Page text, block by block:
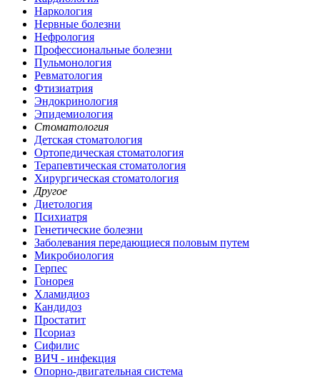
Наркология
Нервные болезни
Нефрология
Профессиональные болезни
Пульмонология
Ревматология
Фтизиатрия
Эндокринология
Эпидемиология
Стоматология
Детская стоматология
Ортопедическая стоматология
Терапевтическая стоматология
Хирургическая стоматология
Другое
Диетология
Психиатря
Генетические болезни
Заболевания передающиеся половым путем
Микробиология
Герпес
Гонорея
Хламидиоз
Кандидоз
Простатит
Псориаз
Сифилис
ВИЧ - инфекция
Опорно-двигательная система